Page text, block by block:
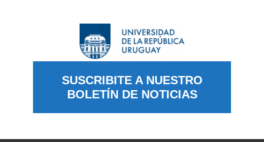
SUSCRIBITE A NUESTRO
BOLETÍN DE NOTICIAS